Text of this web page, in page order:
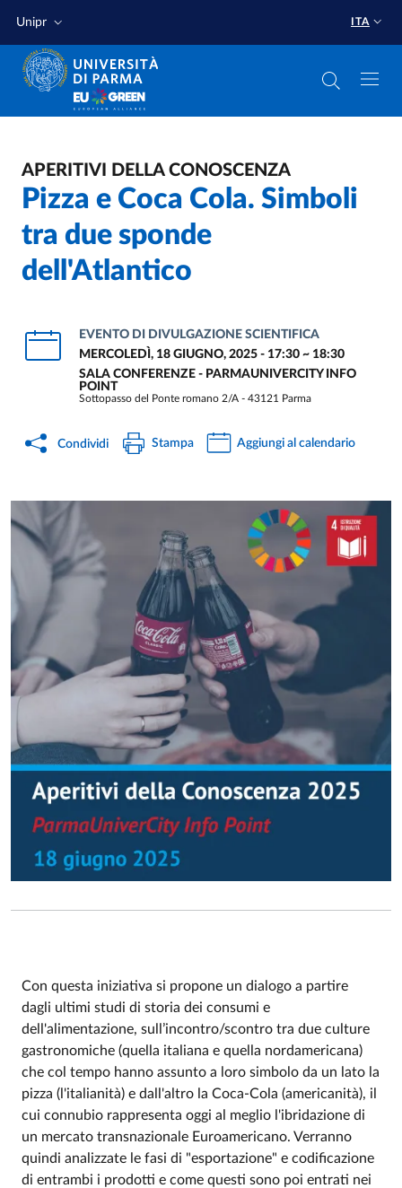
Unipr ITA
APERITIVI DELLA CONOSCENZA
Pizza e Coca Cola. Simboli
tra due sponde
dell'Atlantico
EVENTO DI DIVULGAZIONE SCIENTIFICA
MERCOLEDÌ, 18 GIUGNO, 2025 - 17:30 ~ 18:30
SALA CONFERENZE - PARMAUNIVERCITY INFO
POINT
Sottopasso del Ponte romano 2/A - 43121 Parma
Condividi Stampa Aggiungi al calendario
Event description
Con questa iniziativa si propone un dialogo a partire
dagli ultimi studi di storia dei consumi e
dell'alimentazione, sull’incontro/scontro tra due culture
gastronomiche (quella italiana e quella nordamericana)
che col tempo hanno assunto a loro simbolo da un lato la
pizza (l'italianità) e dall'altro la Coca-Cola (americanità), il
cui connubio rappresenta oggi al meglio l'ibridazione di
un mercato transnazionale Euroamericano. Verranno
quindi analizzate le fasi di "esportazione" e codificazione
di entrambi i prodotti e come questi sono poi entrati nei